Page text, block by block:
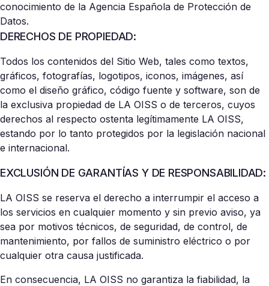
conocimiento de la Agencia Española de Protección de
Datos.
DERECHOS DE PROPIEDAD:
Todos los contenidos del Sitio Web, tales como textos,
gráficos, fotografías, logotipos, iconos, imágenes, así
como el diseño gráfico, código fuente y software, son de
la exclusiva propiedad de LA OISS o de terceros, cuyos
derechos al respecto ostenta legítimamente LA OISS,
estando por lo tanto protegidos por la legislación nacional
e internacional.
EXCLUSIÓN DE GARANTÍAS Y DE RESPONSABILIDAD:
LA OISS se reserva el derecho a interrumpir el acceso a
los servicios en cualquier momento y sin previo aviso, ya
sea por motivos técnicos, de seguridad, de control, de
mantenimiento, por fallos de suministro eléctrico o por
cualquier otra causa justificada.
En consecuencia, LA OISS no garantiza la fiabilidad, la